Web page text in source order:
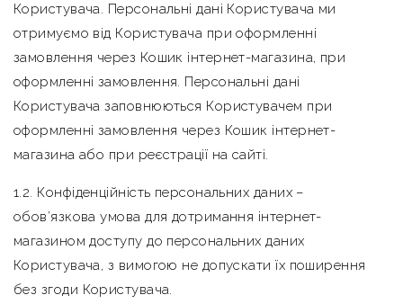
Користувача. Персональні дані Користувача ми
отримуємо від Користувача при оформленні
замовлення через Кошик інтернет-магазина, при
оформленні замовлення. Персональні дані
Користувача заповнюються Користувачем при
оформленні замовлення через Кошик інтернет-
магазина або при реєстрації на сайті.
1.2. Конфіденційність персональних даних –
обов’язкова умова для дотримання інтернет-
магазином доступу до персональних даних
Користувача, з вимогою не допускати їх поширення
без згоди Користувача.